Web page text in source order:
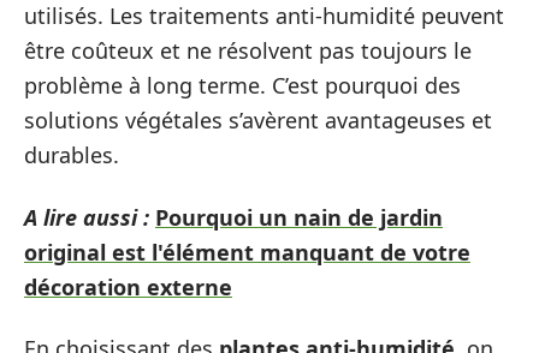
utilisés. Les traitements anti-humidité peuvent
être coûteux et ne résolvent pas toujours le
problème à long terme. C’est pourquoi des
solutions végétales s’avèrent avantageuses et
durables.
A lire aussi : Pourquoi un nain de jardin
original est l'élément manquant de votre
décoration externe